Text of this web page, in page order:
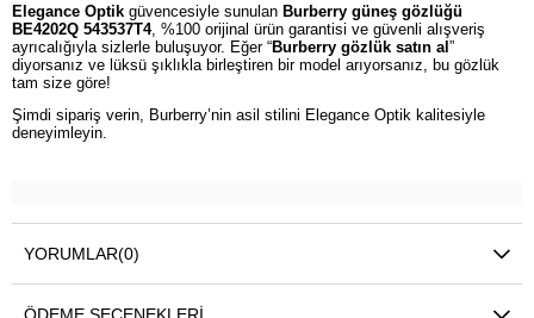
Elegance Optik güvencesiyle sunulan Burberry güneş gözlüğü
BE4202Q 543537T4, %100 orijinal ürün garantisi ve güvenli alışveriş
ayrıcalığıyla sizlerle buluşuyor. Eğer “Burberry gözlük satın al”
diyorsanız ve lüksü şıklıkla birleştiren bir model arıyorsanız, bu gözlük
tam size göre!
Şimdi sipariş verin, Burberry’nin asil stilini Elegance Optik kalitesiyle
deneyimleyin.
YORUMLAR(0)